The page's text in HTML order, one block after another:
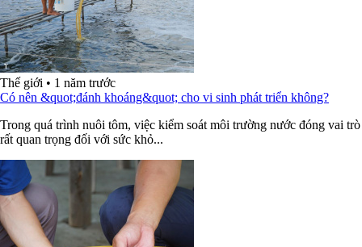
Thế giới • 1 năm trước
Có nên &quot;đánh khoáng&quot; cho vi sinh phát triển không?
Trong quá trình nuôi tôm, việc kiểm soát môi trường nước đóng vai trò
rất quan trọng đối với sức khỏ...